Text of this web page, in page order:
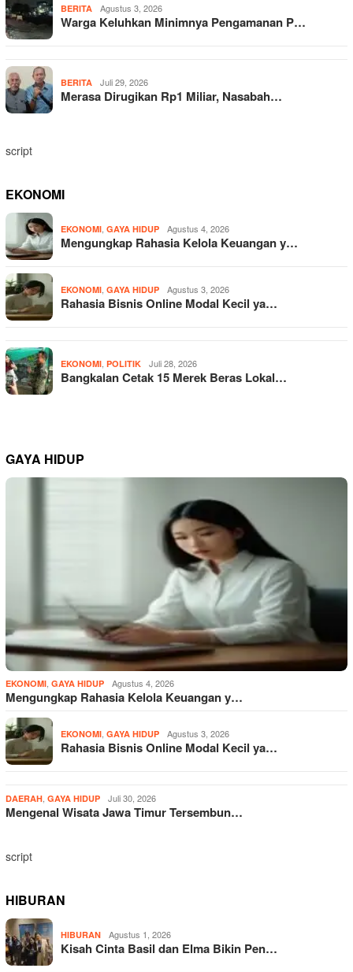
BERITA Agustus 3, 2026
Warga Keluhkan Minimnya Pengamanan P…
BERITA Juli 29, 2026
Merasa Dirugikan Rp1 Miliar, Nasabah…
script
EKONOMI
EKONOMI GAYA HIDUP Agustus 4, 2026
Mengungkap Rahasia Kelola Keuangan y…
EKONOMI GAYA HIDUP Agustus 3, 2026
Rahasia Bisnis Online Modal Kecil ya…
EKONOMI POLITIK Juli 28, 2026
Bangkalan Cetak 15 Merek Beras Lokal…
GAYA HIDUP
EKONOMI GAYA HIDUP Agustus 4, 2026
Mengungkap Rahasia Kelola Keuangan y…
EKONOMI GAYA HIDUP Agustus 3, 2026
Rahasia Bisnis Online Modal Kecil ya…
DAERAH GAYA HIDUP Juli 30, 2026
Mengenal Wisata Jawa Timur Tersembun…
script
HIBURAN
HIBURAN Agustus 1, 2026
Kisah Cinta Basil dan Elma Bikin Pen…